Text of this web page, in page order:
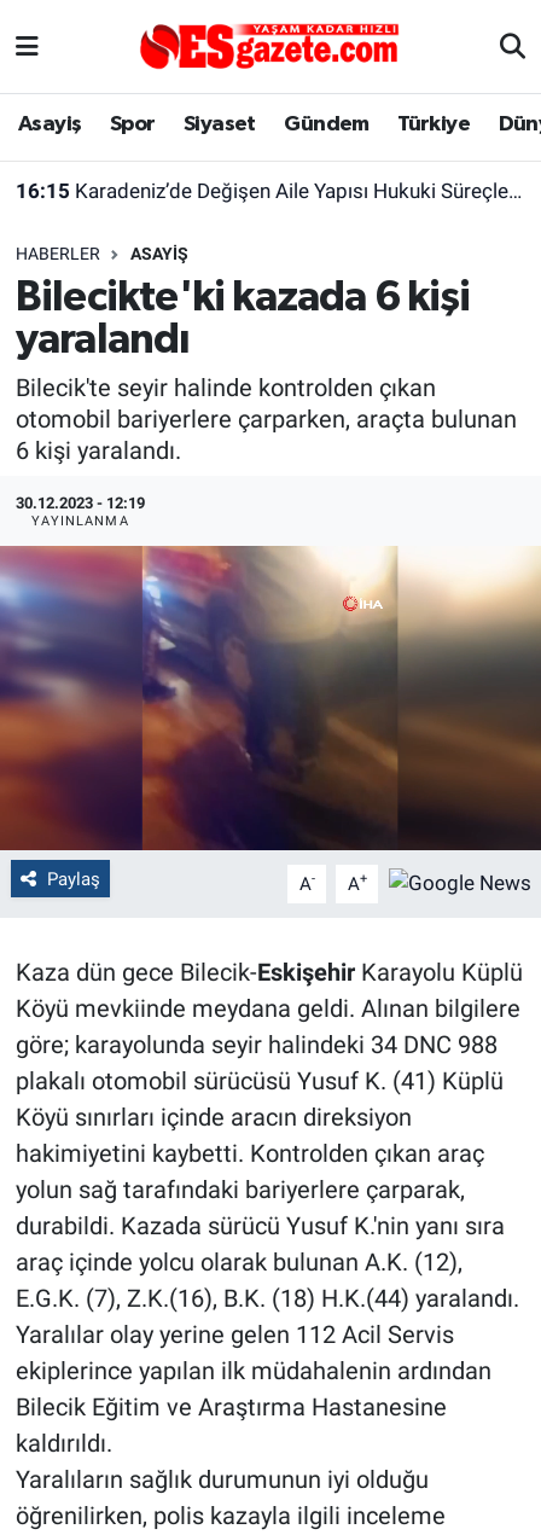
Asayiş Spor Siyaset Gündem Türkiye
16:15 Karadeniz’de Değişen Aile Yapısı Hukuki Süreçleri de Yeniden Şekillendiriyor
HABERLER ASAYIŞ
Bilecikte'ki kazada 6 kişi
yaralandı
Bilecik'te seyir halinde kontrolden çıkan
otomobil bariyerlere çarparken, araçta bulunan
6 kişi yaralandı.
30.12.2023 - 12:19
YAYINLANMA
Paylaş A- A+
Kaza dün gece Bilecik-EskişehirKarayolu Küplü
Köyü mevkiinde meydana geldi. Alınan bilgilere
göre; karayolunda seyir halindeki 34 DNC 988
plakalı otomobil sürücüsü Yusuf K. (41) Küplü
Köyü sınırları içinde aracın direksiyon
hakimiyetini kaybetti. Kontrolden çıkan araç
yolun sağ tarafındaki bariyerlere çarparak,
durabildi. Kazada sürücü Yusuf K.'nin yanı sıra
araç içinde yolcu olarak bulunan A.K. (12),
E.G.K. (7), Z.K.(16), B.K. (18) H.K.(44) yaralandı.
Yaralılar olay yerine gelen 112 Acil Servis
ekiplerince yapılan ilk müdahalenin ardından
Bilecik Eğitim ve Araştırma Hastanesine
kaldırıldı.
Yaralıların sağlık durumunun iyi olduğu
öğrenilirken, polis kazayla ilgili inceleme
Asayiş
Gündem
Türkiye
Dünya
Sağlık
Alış-Veriş/İş dünyası
Yaşam
Eskişehirspor Arşivi
Eskişehir Arşivi
Röportaj
Ekonomi
Kültür Sanat
Politika
Kütahya
Çevre
Magazin
Bilim ve Teknoloji
Eskişehir Nöbetçi Eczaneler
Süper Lig Puan Durumu ve Fikstür
Tüm Manşetler
Son Dakika Haberleri
Haber Arşivi